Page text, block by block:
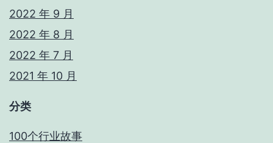
2022 年 9 月
2022 年 8 月
2022 年 7 月
2021 年 10 月
分类
100个行业故事